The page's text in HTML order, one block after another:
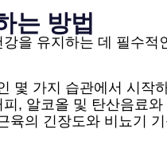
는 방법
을 유지하는 데 필수
몇 가지 습관에서 시작
, 알코올 및 탄산음료
육의 긴장도와 비뇨기